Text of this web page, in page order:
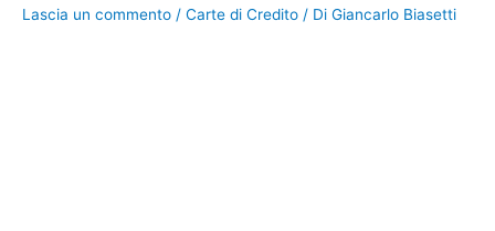
Lascia un commento / Carte di Credito / Di Giancarlo Biasetti